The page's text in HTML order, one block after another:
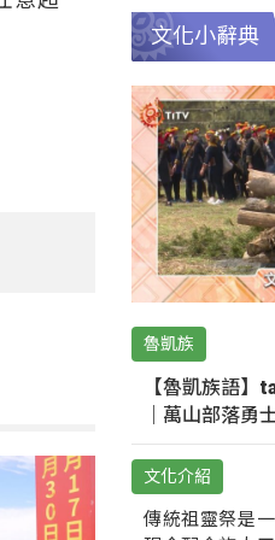
文化小辭典
魯凱族
【魯凱族語】
｜萬山部落勇
文化介紹
傳統祖靈祭是